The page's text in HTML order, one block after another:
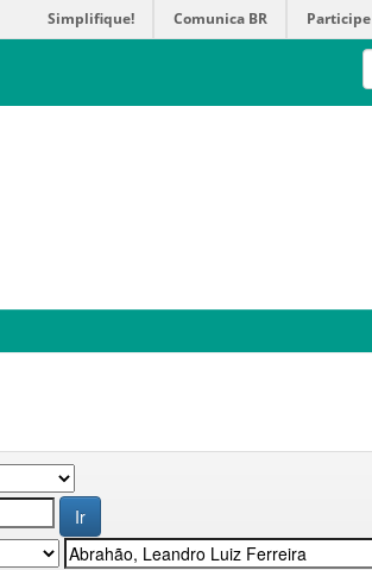
Simplifique! Comunica BR Participe